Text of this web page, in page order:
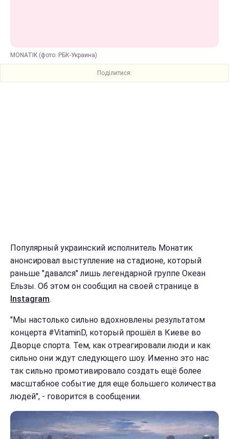
MONATIK (фото: РБК-Украина)
Поділитися:
Популярный украинский исполнитель Монатик
анонсировал выступление на стадионе, который
раньше "давался" лишь легендарной группе Океан
Ельзы. Об этом он сообщил на своей странице в
Instagram.
"Мы настолько сильно вдохновлены результатом
концерта #VitaminD, который прошёл в Киеве во
Дворце спорта. Тем, как отреагировали люди и как
сильно они ждут следующего шоу. Именно это нас
так сильно промотивировало создать ещё более
масштабное событие для еще большего количества
людей", - говорится в сообщении.